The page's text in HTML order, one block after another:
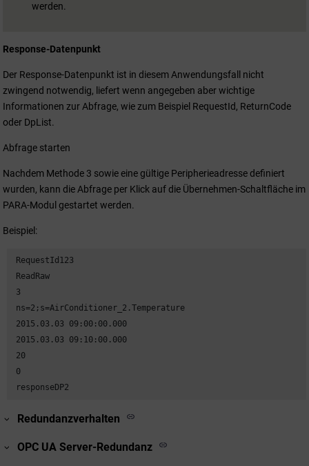
werden.
Response-Datenpunkt
Der Response-Datenpunkt ist in diesem Anwendungsfall nicht
zwingend notwendig, liefert wenn angegeben aber wichtige
Informationen zur Abfrage, wie zum Beispiel RequestId, ReturnCode
oder DpList.
Abfrage starten
Nachdem Methode 3 sowie eine gültige Peripherieadresse definiert
wurden, kann die Abfrage per Klick auf die Übernehmen-Schaltfläche im
PARA-Modul gestartet werden.
Beispiel:
RequestId123
ReadRaw
3
ns=2;s=AirConditioner_2.Temperature
2015.03.03 09:00:00.000
2015.03.03 09:10:00.000
20
0
responseDP2
Redundanzverhalten
OPC UA Server-Redundanz